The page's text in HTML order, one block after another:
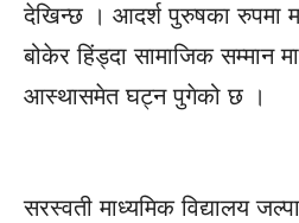
देखिन्छ । आदर्श पुरुषका रुपमा
बोकेर हिंड्दा सामाजिक सम्मान
आस्थासमेत घट्न पुगेको छ ।
सरस्वती माध्यमिक विद्यालय